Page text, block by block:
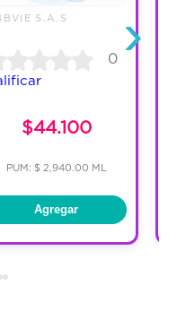
S.A.S
0
$44.100
PUM: $ 2,940.00 ML
Agregar
›